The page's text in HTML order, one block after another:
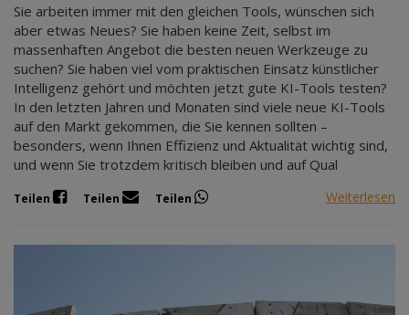
Sie arbeiten immer mit den gleichen Tools, wünschen sich
aber etwas Neues? Sie haben keine Zeit, selbst im
massenhaften Angebot die besten neuen Werkzeuge zu
suchen? Sie haben viel vom praktischen Einsatz künstlicher
Intelligenz gehört und möchten jetzt gute KI-Tools testen?
In den letzten Jahren und Monaten sind viele neue KI-Tools
auf den Markt gekommen, die Sie kennen sollten –
besonders, wenn Ihnen Effizienz und Aktualität wichtig sind,
und wenn Sie trotzdem kritisch bleiben und auf Qual
Teilen Teilen Teilen Weiterlesen